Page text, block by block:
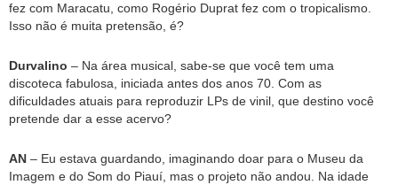
fez com Maracatu, como Rogério Duprat fez com o tropicalismo.
Isso não é muita pretensão, é?
Durvalino – Na área musical, sabe-se que você tem uma
discoteca fabulosa, iniciada antes dos anos 70. Com as
dificuldades atuais para reproduzir LPs de vinil, que destino você
pretende dar a esse acervo?
AN – Eu estava guardando, imaginando doar para o Museu da
Imagem e do Som do Piauí, mas o projeto não andou. Na idade